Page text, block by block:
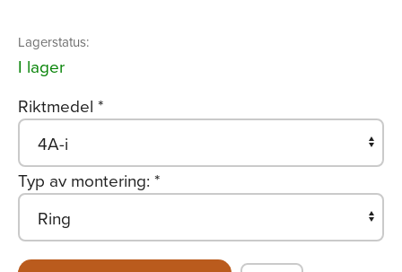
Lagerstatus:
I lager
Riktmedel *
Typ av montering: *